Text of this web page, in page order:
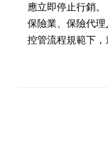
    應立即停止行銷。
保險業、保險代
控管流程規範下